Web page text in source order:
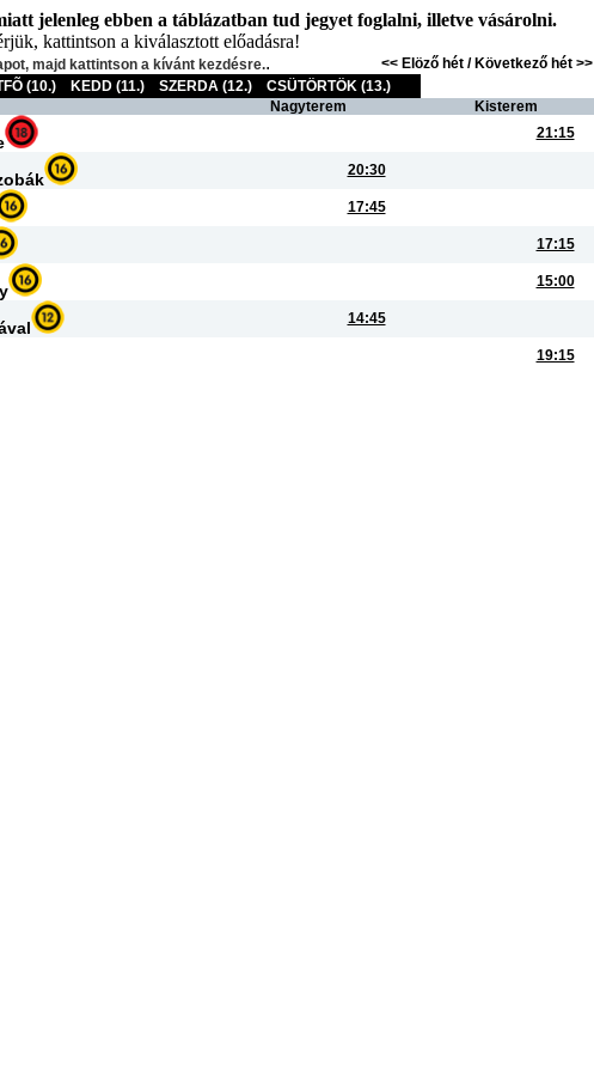
jelenleg ebben a táblázatban tud jegyet foglalni, illetve vásárolni.
kattintson a kiválasztott előadásra!
majd kattintson a kívánt kezdésre.. << Elöző hét / Következő hét >>
(10.) KEDD (11.) SZERDA (12.)
CSÜTÖRTÖK (13.)
Nagyterem Kisterem
21:15
20:30
17:45
17:15
15:00
14:45
19:15